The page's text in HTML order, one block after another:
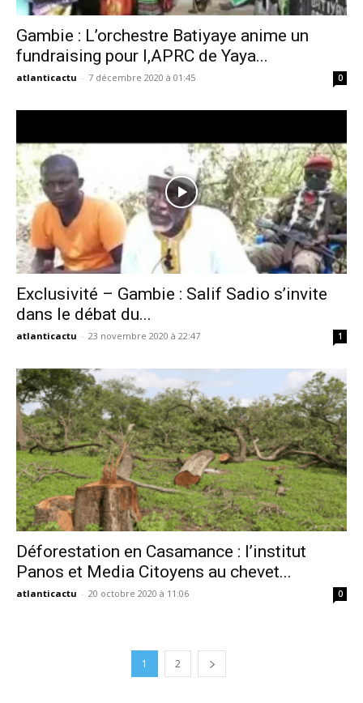
Gambie : L’orchestre Batiyaye anime un
fundraising pour l,APRC de Yaya...
atlanticactu - 7 décembre 2020 à 01:45 0
Exclusivité – Gambie : Salif Sadio s’invite
dans le débat du...
atlanticactu - 23 novembre 2020 à 22:47 1
Déforestation en Casamance : l’institut
Panos et Media Citoyens au chevet...
atlanticactu - 20 octobre 2020 à 11:06 0
1 2